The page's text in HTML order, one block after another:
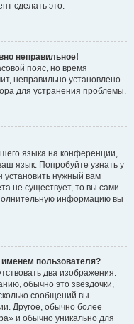
сделать это.
неправильное!
пояс, но время
неправильно установлено
для устранения проблемы.
языка на конференции,
язык. Попробуйте узнать у
нужный вам
не существует, то вы сами
информацию вы
пользователя?
два изображения.
обычно это звёздочки,
сообщений вы
Другое, обычно более
и обычно уникально для